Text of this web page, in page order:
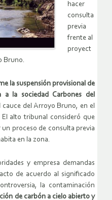
hacer
consulta
previa
frente al
proyect
Bruno.
la suspensión provisional de
a la sociedad Carbones del
del Arroyo Bruno, en el
alto tribunal consideró que
proceso de consulta previa
en la zona.
y empresa demandas
de acuerdo al significado
la contaminación
de carbón a cielo abierto y